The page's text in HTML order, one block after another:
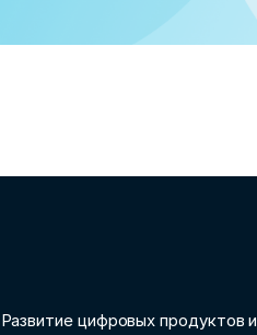
Развитие цифровых продуктов и